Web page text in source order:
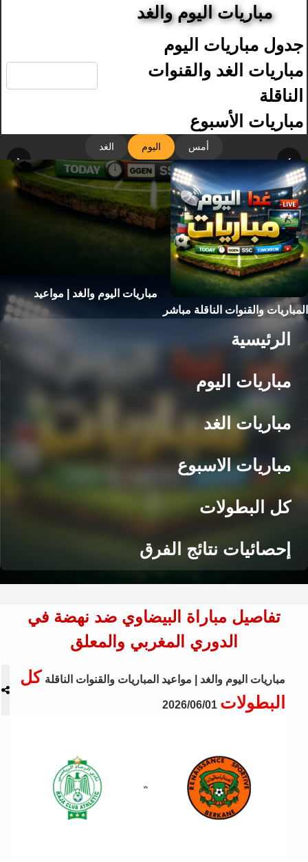
مباريات اليوم والغد
جدول مباريات اليوم
مباريات الغد والقنوات
الناقلة
مباريات الأسبوع
أمس اليوم الغد
‹ ›
مباريات اليوم والغد | مواعيد
المباريات والقنوات الناقلة مباشر
الرئيسية
مباريات اليوم
مباريات الغد
مباريات الاسبوع
كل البطولات
إحصائيات نتائج الفرق
تفاصيل مباراة البيضاوي ضد نهضة في
الدوري المغربي والمعلق
مباريات اليوم والغد | مواعيد المباريات والقنوات الناقلة كل
البطولات 2026/06/01